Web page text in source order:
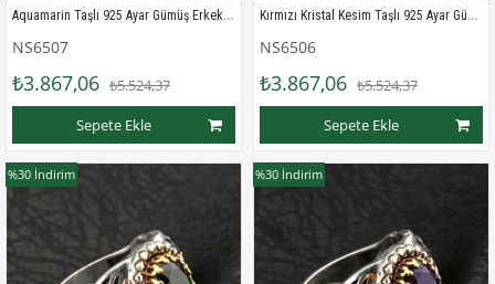
Aquamarin Taşlı 925 Ayar Gümüş Erkek Yüzük
NS6507
₺3.867,06 ₺5.524,37
Sepete Ekle
Kırmızı Kristal Kesim Taşlı 925 Ayar Gümüş Erkek Yüzük
NS6506
₺3.867,06 ₺5.524,37
Sepete Ekle
%30 İndirim %30 İndirim